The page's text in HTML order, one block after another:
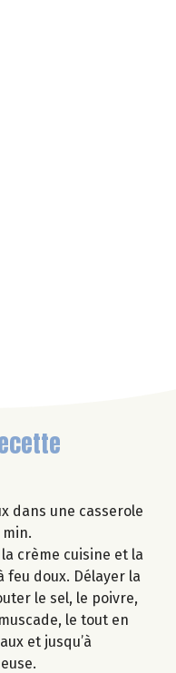
dans une casserole
min.
crème cuisine et la
feu doux. Délayer la
le sel, le poivre,
le tout en
et jusqu’à